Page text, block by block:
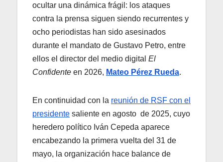
ocultar una dinámica frágil: los ataques
contra la prensa siguen siendo recurrentes y
ocho periodistas han sido asesinados
durante el mandato de Gustavo Petro, entre
ellos el director del medio digital El
Confidente en 2026, Mateo Pérez Rueda.
En continuidad con la reunión de RSF con el
presidente saliente en agosto de 2025, cuyo
heredero político Iván Cepeda aparece
encabezando la primera vuelta del 31 de
mayo, la organización hace balance de